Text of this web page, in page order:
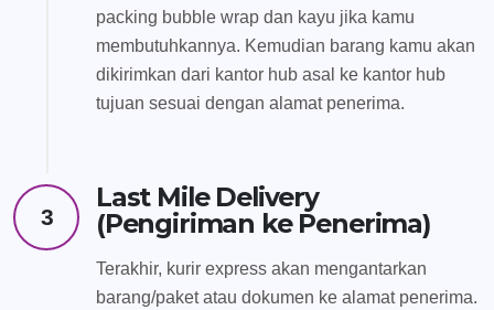
packing bubble wrap dan kayu jika kamu
membutuhkannya. Kemudian barang kamu akan
dikirimkan dari kantor hub asal ke kantor hub
tujuan sesuai dengan alamat penerima.
3
Last Mile Delivery
(Pengiriman ke Penerima)
Terakhir, kurir express akan mengantarkan
barang/paket atau dokumen ke alamat penerima.